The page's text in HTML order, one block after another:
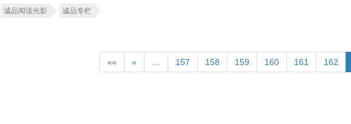
诚品阅读光影 诚品专栏
«« « … 157 158 159 160 161 162